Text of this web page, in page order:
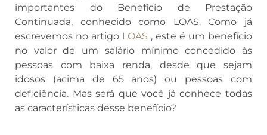
importantes do Benefício de Prestação
Continuada, conhecido como LOAS. Como já
escrevemos no artigo LOAS , este é um benefício
no valor de um salário mínimo concedido às
pessoas com baixa renda, desde que sejam
idosos (acima de 65 anos) ou pessoas com
deficiência. Mas será que você já conhece todas
as características desse benefício?